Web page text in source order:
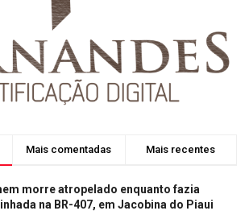
Mais comentadas Mais recentes
morre atropelado enquanto fazia
na BR-407, em Jacobina do Piaui